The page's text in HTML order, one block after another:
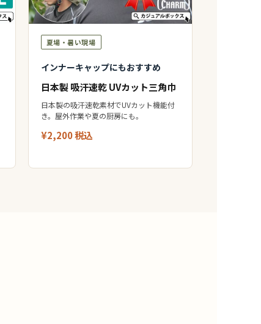
夏場・暑い現場
インナーキャップにもおすすめ
日本製 吸汗速乾 UVカット三角巾
日本製の吸汗速乾素材でUVカット機能付
き。屋外作業や夏の厨房にも。
¥2,200 税込